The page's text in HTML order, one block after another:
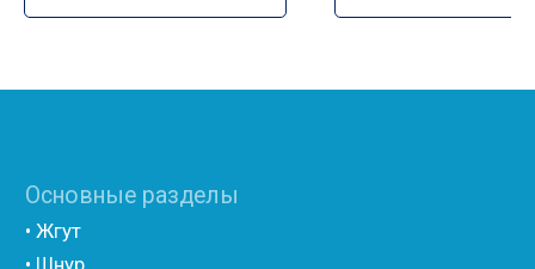
(самоклеющийся)
• Вспененный полиэтилен рулонный НПЭ
• Подложка под ламинат НПЭ
Мастика и герметик
• Мастика для швов